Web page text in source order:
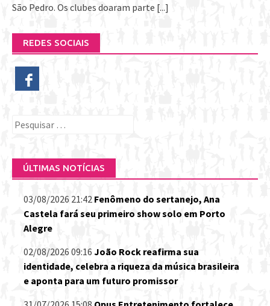
São Pedro. Os clubes doaram parte [...]
REDES SOCIAIS
Pesquisar
ÚLTIMAS NOTÍCIAS
03/08/2026 21:42 Fenômeno do sertanejo, Ana
Castela fará seu primeiro show solo em Porto
Alegre
02/08/2026 09:16 João Rock reafirma sua
identidade, celebra a riqueza da música brasileira
e aponta para um futuro promissor